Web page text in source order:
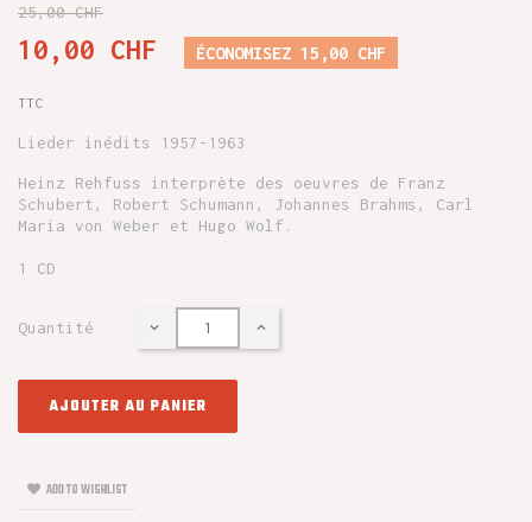
25,00 CHF
10,00 CHF ÉCONOMISEZ 15,00 CHF
TTC
Lieder inédits 1957-1963
Heinz Rehfuss interprète des oeuvres de Franz
Schubert, Robert Schumann, Johannes Brahms, Carl
Maria von Weber et Hugo Wolf.
1 CD
Quantité
AJOUTER AU PANIER
ADD TO WISHLIST